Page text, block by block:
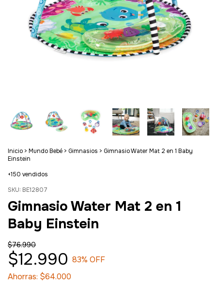
Inicio > Mundo Bebé > Gimnasios > Gimnasio Water Mat 2 en 1 Baby
Einstein
+150 vendidos
SKU: BE12807
Gimnasio Water Mat 2 en 1
Baby Einstein
$76.990
$12.990 83% OFF
Ahorras: $64.000